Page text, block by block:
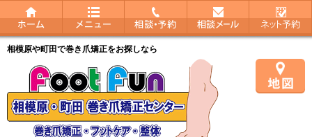
相模原や町田で巻き爪矯正をお探しなら